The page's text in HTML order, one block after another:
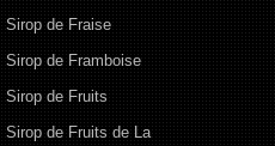
Sirop de Fraise
Sirop de Framboise
Sirop de Fruits
Sirop de Fruits de La